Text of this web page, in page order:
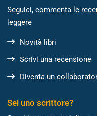
Seguici, commenta le
leggere
Novità libri
Scrivi una recensione
Diventa un
Sei uno scrittore?